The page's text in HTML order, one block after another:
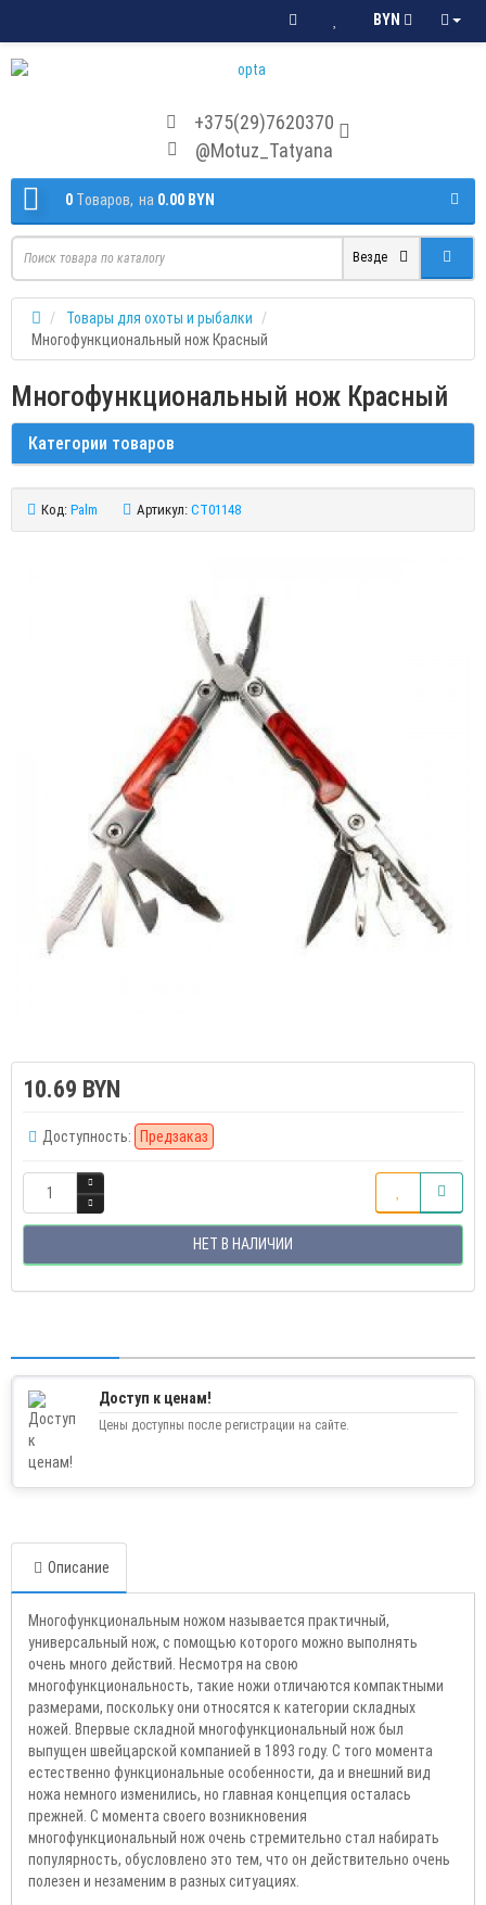
BYN
+375(29)7620370
@Motuz_Tatyana
0 Tоваров, на 0.00 BYN
Везде
Товары для охоты и рыбалки
Многофункциональный нож Красный
Многофункциональный нож Красный
Категории товаров
Код: Palm Артикул: CT01148
10.69 BYN
Доступность: Предзаказ
НЕТ В НАЛИЧИИ
Доступ к ценам!
Цены доступны после регистрации на сайте.
Описание
Многофункциональным ножом называется практичный,
универсальный нож, с помощью которого можно выполнять
очень много действий. Несмотря на свою
многофункциональность, такие ножи отличаются компактными
размерами, поскольку они относятся к категории складных
ножей. Впервые складной многофункциональный нож был
выпущен швейцарской компанией в 1893 году. С того момента
естественно функциональные особенности, да и внешний вид
ножа немного изменились, но главная концепция осталась
прежней. С момента своего возникновения
многофункциональный нож очень стремительно стал набирать
популярность, обусловлено это тем, что он действительно очень
полезен и незаменим в разных ситуациях.